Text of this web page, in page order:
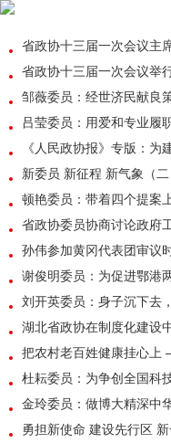
省政协十三届一次会议主
省政协十三届一次会议举行第二次全体会议
邹薇委员：经世济民献良
吕莹委员：用爱和专业履
《人民政协报》专版：为建设“全国构建新发展格局先行区”
新委员 新征程 新气象（二
顿艳委员：带着四个提案上会
省政协委员协商讨论政府
孙伟参加黄冈代表团审议时提出 加快建设重要功能区和绿色发
谢俊明委员：为促进鄂港
刘开英委员：身子沉下去
湖北省政协在制度化建设
把农村老百姓健康挂心上 ——湖北省
杜耘委员：为争创全国科技创新中心，
金玲委员：做博大精深中
勇担新使命 建设先行区 新一